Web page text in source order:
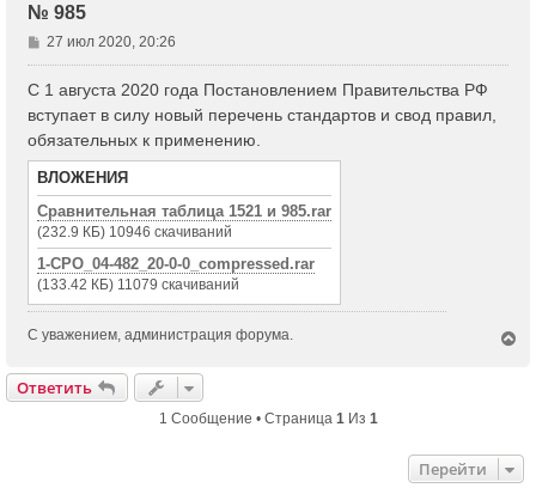
№ 985
С
о
о
щ
е
н
е
27 июл 2020, 20:26
С 1 августа 2020 года Постановлением Правительства РФ
вступает в силу новый перечень стандартов и свод правил,
обязательных к применению.
ВЛОЖЕНИЯ
Сравнительная таблица 1521 и 985.rar
(232.9 КБ) 10946 скачиваний
1-СРО_04-482_20-0-0_compressed.rar
(133.42 КБ) 11079 скачиваний
С уважением, администрация форума.
ь
Ответить
1 Сообщение • Страница 1 Из 1
Перейти